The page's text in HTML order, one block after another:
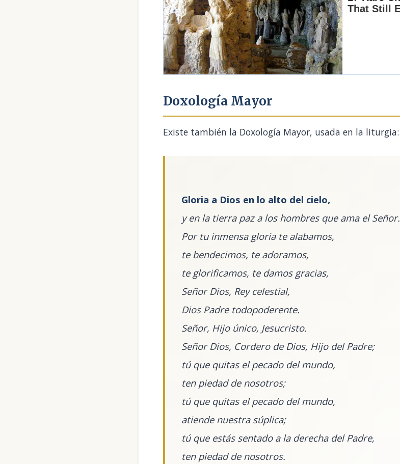
Doxología Mayor
Existe también la Doxología Mayor, usada en la liturgia:
Gloria a Dios en lo alto del cielo,
y en la tierra paz a los hombres que ama el Señor.
Por tu inmensa gloria te alabamos,
te bendecimos, te adoramos,
te glorificamos, te damos gracias,
Señor Dios, Rey celestial,
Dios Padre todopoderente.
Señor, Hijo único, Jesucristo.
Señor Dios, Cordero de Dios, Hijo del Padre;
tú que quitas el pecado del mundo,
ten piedad de nosotros;
tú que quitas el pecado del mundo,
atiende nuestra súplica;
tú que estás sentado a la derecha del Padre,
ten piedad de nosotros.